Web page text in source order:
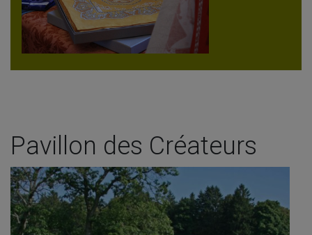
Pavillon des Créateurs